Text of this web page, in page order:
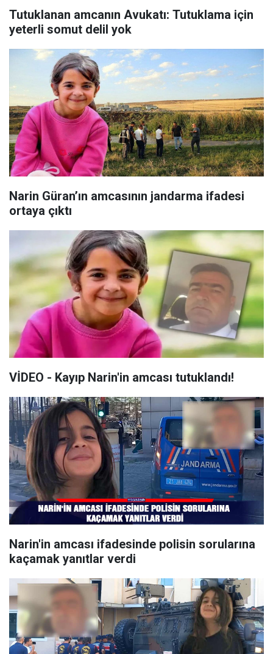
Tutuklanan amcanın Avukatı: Tutuklama için
yeterli somut delil yok
Narin Güran’ın amcasının jandarma ifadesi
ortaya çıktı
VİDEO - Kayıp Narin'in amcası tutuklandı!
Narin'in amcası ifadesinde polisin sorularına
kaçamak yanıtlar verdi